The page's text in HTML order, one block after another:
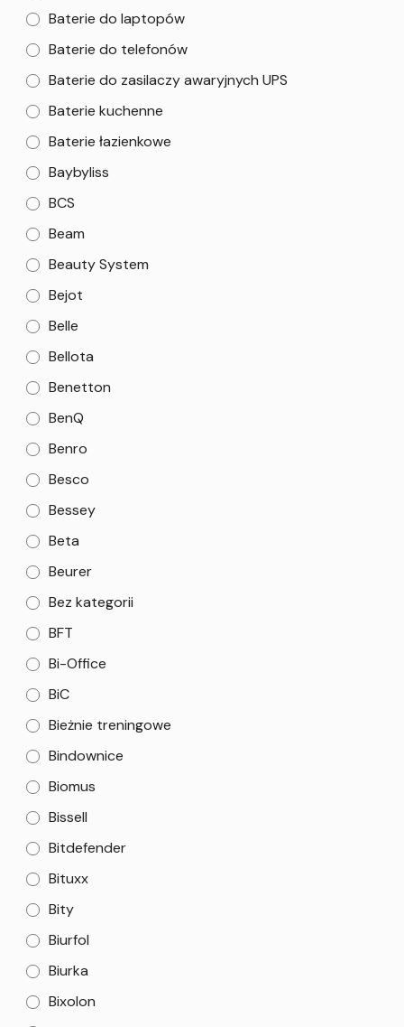
Baterie do laptopów
Baterie do telefonów
Baterie do zasilaczy awaryjnych UPS
Baterie kuchenne
Baterie łazienkowe
Baybyliss
BCS
Beam
Beauty System
Bejot
Belle
Bellota
Benetton
BenQ
Benro
Besco
Bessey
Beta
Beurer
Bez kategorii
BFT
Bi-Office
BiC
Bieżnie treningowe
Bindownice
Biomus
Bissell
Bitdefender
Bituxx
Bity
Biurfol
Biurka
Bixolon